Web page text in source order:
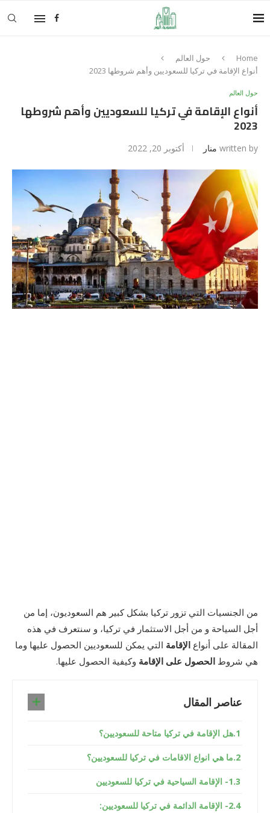
Home
حول العالم
أنواع الإقامة في تركيا للسعوديين وأهم شروطها 2023
حول العالم
أنواع الإقامة في تركيا للسعوديين وأهم شروطها
2023
written by منار أكتوبر 20, 2022
من الجنسيات التي تزور تركيا بشكل كبير هم السعوديون، إما من
أجل السياحة و من أجل الاستثمار في تركيا، و سنتعرف في هذه
المقالة على أنواع الإقامة التي يمكن للسعوديين الحصول عليها وما
هي شروط الحصول على الإقامة وكيفية الحصول عليها.
عناصر المقال
هل الإقامة في تركيا متاحة للسعوديين؟
ما هي انواع الاقامات في تركيا للسعوديين؟
1- الإقامة السياحية في تركيا للسعوديين
2- الإقامة الدائمة في تركيا للسعوديين: